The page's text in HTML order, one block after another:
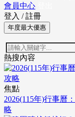
會員中心
登入 / 註冊
年度最大優惠
熱搜內容
焦點
2026(115年)行事曆
略